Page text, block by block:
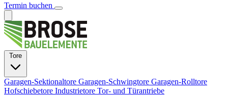
Termin buchen
Garagen-Sektionaltore Garagen-Schwingtore Garagen-Rolltore
Hofschiebetore Industrietore Tor- und Türantriebe